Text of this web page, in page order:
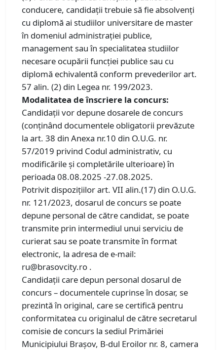
conducere, candidaţii trebuie să fie absolvenţi
cu diplomă ai studiilor universitare de master
în domeniul administraţiei publice,
management sau în specialitatea studiilor
necesare ocupării funcţiei publice sau cu
diplomă echivalentă conform prevederilor art.
57 alin. (2) din Legea nr. 199/2023.
Modalitatea de înscriere la concurs:
Candidații vor depune dosarele de concurs
(conținând documentele obligatorii prevăzute
la art. 38 din Anexa nr.10 din O.U.G. nr.
57/2019 privind Codul administrativ, cu
modificările și completările ulterioare) în
perioada 08.08.2025 -27.08.2025.
Potrivit dispozițiilor art. VII alin.(17) din O.U.G.
nr. 121/2023, dosarul de concurs se poate
depune personal de către candidat, se poate
transmite prin intermediul unui serviciu de
curierat sau se poate transmite în format
electronic, la adresa de e-mail:
ru@brasovcity.ro .
Candidaţii care depun personal dosarul de
concurs – documentele cuprinse în dosar, se
prezintă în original, care se certifică pentru
conformitatea cu originalul de către secretarul
comisie de concurs la sediul Primăriei
Municipiului Brașov, B-dul Eroilor nr. 8, camera